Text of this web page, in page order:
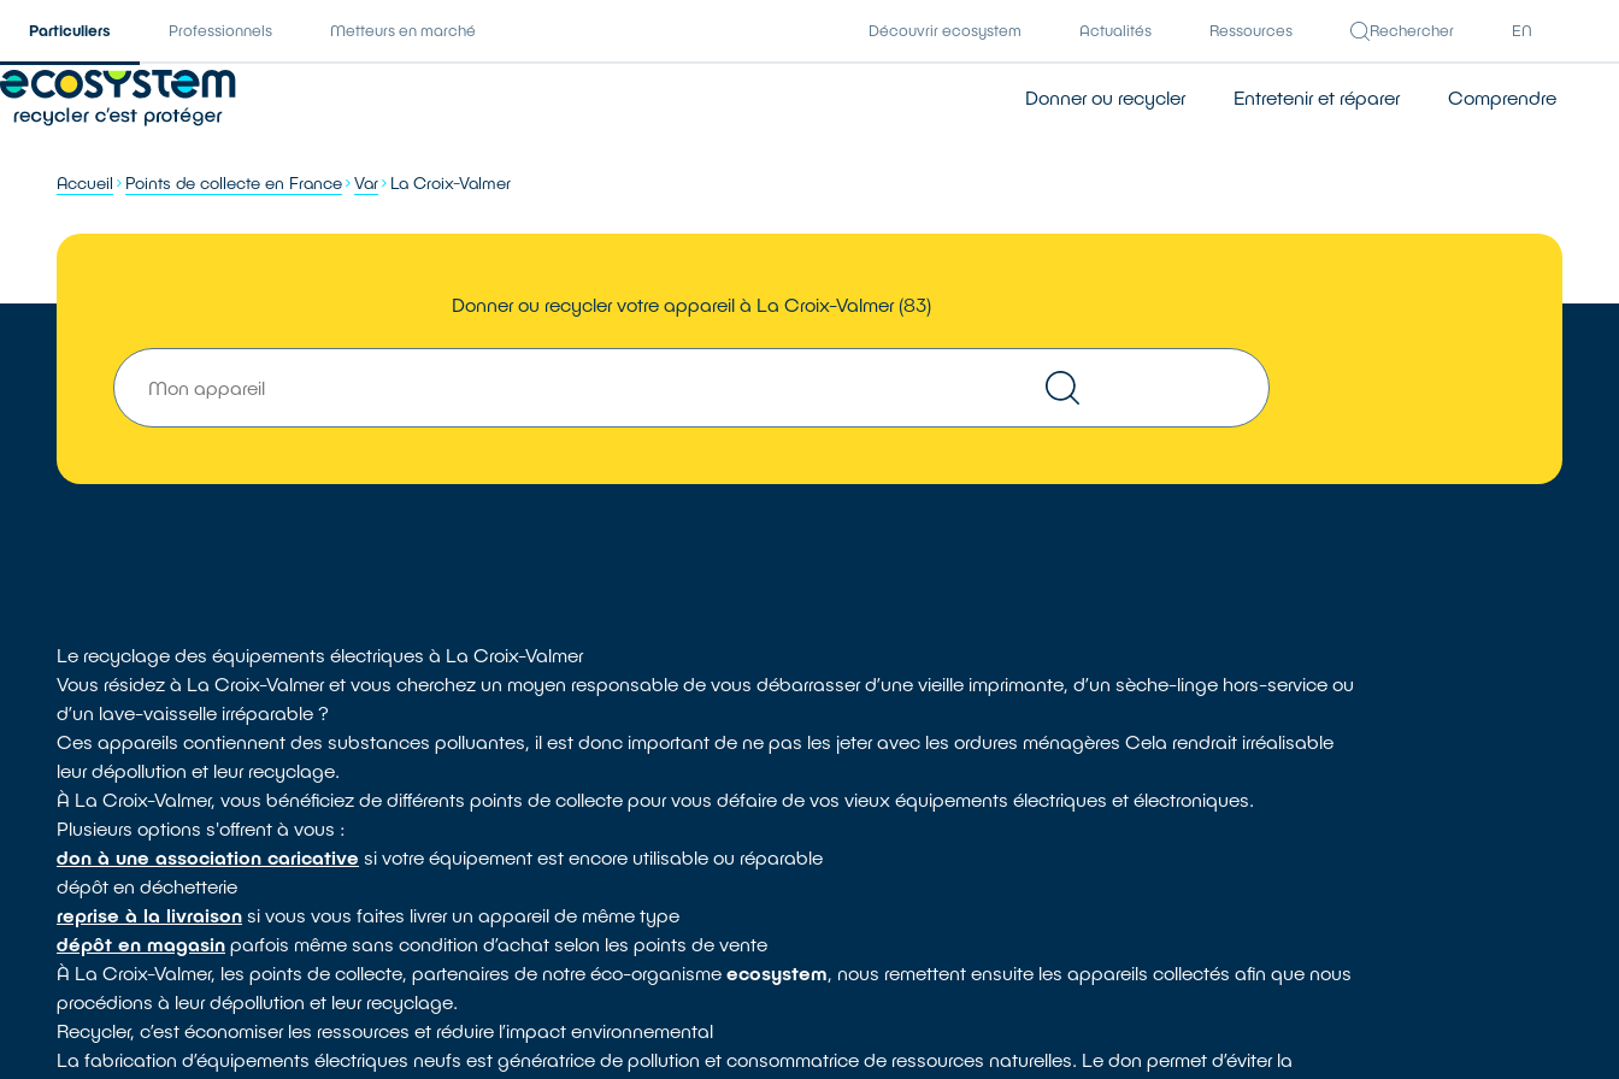
Particuliers Professionnels Metteurs en marché Découvrir ecosystem Actualités Ressources Rechercher EN
Donner ou recycler Entretenir et réparer Comprendre
Accueil Points de collecte en France Var La Croix-Valmer
Donner ou recycler votre appareil à La Croix-Valmer (83)
Le recyclage des équipements électriques à La Croix-Valmer
Vous résidez à La Croix-Valmer et vous cherchez un moyen responsable de vous débarrasser d’une vieille imprimante, d’un sèche-linge hors-service ou
d’un lave-vaisselle irréparable ?
Ces appareils contiennent des substances polluantes, il est donc important de ne pas les jeter avec les ordures ménagères Cela rendrait irréalisable
leur dépollution et leur recyclage.
À La Croix-Valmer, vous bénéficiez de différents points de collecte pour vous défaire de vos vieux équipements électriques et électroniques.
Plusieurs options s'offrent à vous :
don à une association caricative si votre équipement est encore utilisable ou réparable
dépôt en déchetterie
reprise à la livraison si vous vous faites livrer un appareil de même type
dépôt en magasin parfois même sans condition d’achat selon les points de vente
À La Croix-Valmer, les points de collecte, partenaires de notre éco-organismeecosystem, nous remettent ensuite les appareils collectés afin que nous
procédions à leur dépollution et leur recyclage.
Recycler, c’est économiser les ressources et réduire l’impact environnemental
La fabrication d’équipements électriques neufs est génératrice de pollution et consommatrice de ressources naturelles. Le don permet d’éviter la